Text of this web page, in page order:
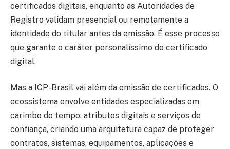
certificados digitais, enquanto as Autoridades de
Registro validam presencial ou remotamente a
identidade do titular antes da emissão. É esse processo
que garante o caráter personalíssimo do certificado
digital.
Mas a ICP-Brasil vai além da emissão de certificados. O
ecossistema envolve entidades especializadas em
carimbo do tempo, atributos digitais e serviços de
confiança, criando uma arquitetura capaz de proteger
contratos, sistemas, equipamentos, aplicações e